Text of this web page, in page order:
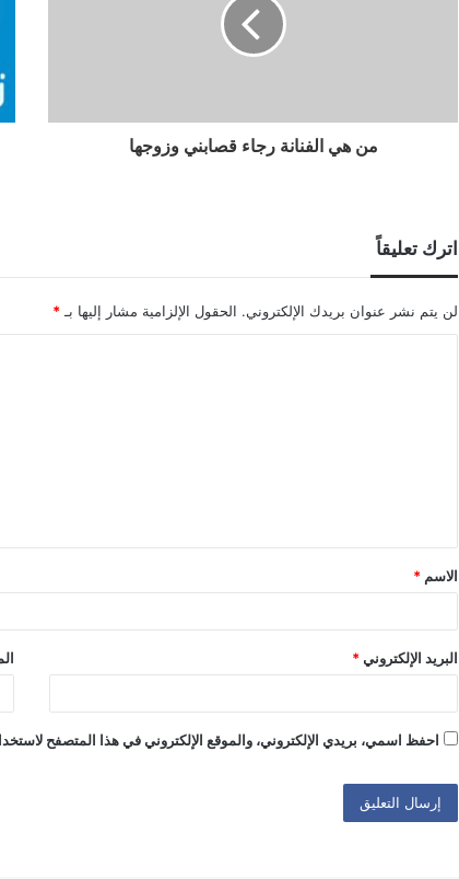
من هي الفنانة رجاء قصابني وزوجها
اترك تعليقاً
لن يتم نشر عنوان بريدك الإلكتروني. الحقول الإلزامية مشار إليها بـ *
ق
*
الاسم *
البريد الإلكتروني *
احفظ اسمي، بريدي الإلكتروني، والموقع الإلكتروني في هذا المتصفح